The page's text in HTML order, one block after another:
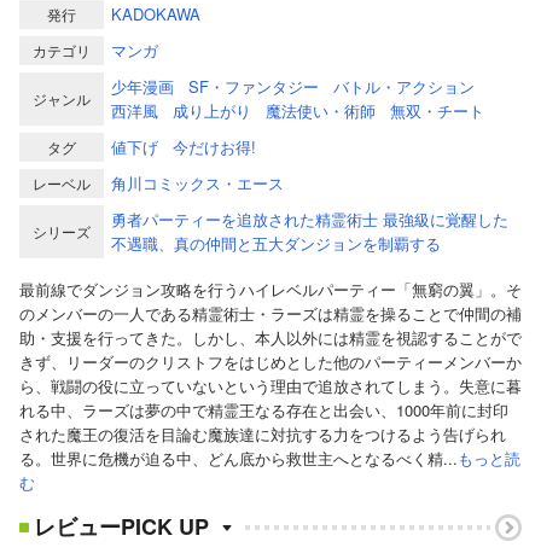
発行 KADOKAWA
カテゴリ マンガ
ジャンル
少年漫画 SF・ファンタジー
バトル・アクション
西洋風
成り上がり 魔法使い・術師 無双・チート
タグ 値下げ 今だけお得!
レーベル 角川コミックス・エース
シリーズ
勇者パーティーを追放された精霊術士 最強級に覚醒した
不遇職、真の仲間と五大ダンジョンを制覇する
最前線でダンジョン攻略を行うハイレベルパーティー「無窮の翼」。そ
のメンバーの一人である精霊術士・ラーズは精霊を操ることで仲間の補
助・支援を行ってきた。しかし、本人以外には精霊を視認することがで
きず、リーダーのクリストフをはじめとした他のパーティーメンバーか
ら、戦闘の役に立っていないという理由で追放されてしまう。失意に暮
れる中、ラーズは夢の中で精霊王なる存在と出会い、1000年前に封印
された魔王の復活を目論む魔族達に対抗する力をつけるよう告げられ
る。世界に危機が迫る中、どん底から救世主へとなるべく精...もっと読
む
レビューPICK UP